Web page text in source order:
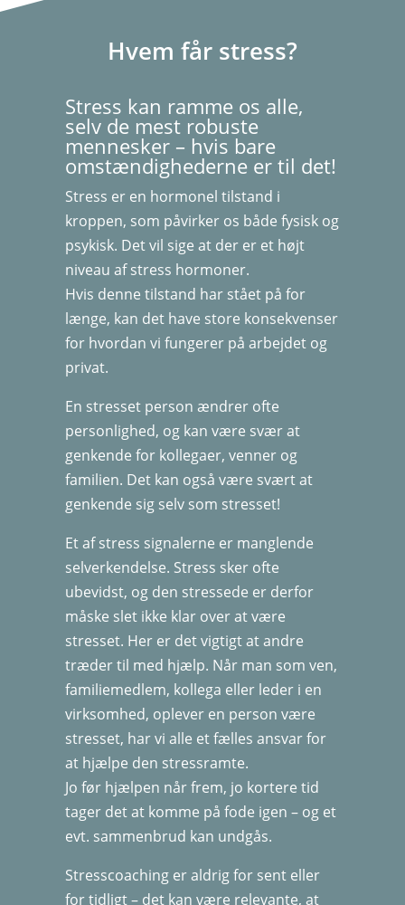
Hvem får stress?
Stress kan ramme os alle,
selv de mest robuste
mennesker – hvis bare
omstændighederne er til det!
Stress er en hormonel tilstand i
kroppen, som påvirker os både fysisk og
psykisk. Det vil sige at der er et højt
niveau af stress hormoner.
Hvis denne tilstand har stået på for
længe, kan det have store konsekvenser
for hvordan vi fungerer på arbejdet og
privat.
En stresset person ændrer ofte
personlighed, og kan være svær at
genkende for kollegaer, venner og
familien. Det kan også være svært at
genkende sig selv som stresset!
Et af stress signalerne er manglende
selverkendelse. Stress sker ofte
ubevidst, og den stressede er derfor
måske slet ikke klar over at være
stresset. Her er det vigtigt at andre
træder til med hjælp. Når man som ven,
familiemedlem, kollega eller leder i en
virksomhed, oplever en person være
stresset, har vi alle et fælles ansvar for
at hjælpe den stressramte.
Jo før hjælpen når frem, jo kortere tid
tager det at komme på fode igen – og et
evt. sammenbrud kan undgås.
Stresscoaching er aldrig for sent eller
for tidligt – det kan være relevante, at